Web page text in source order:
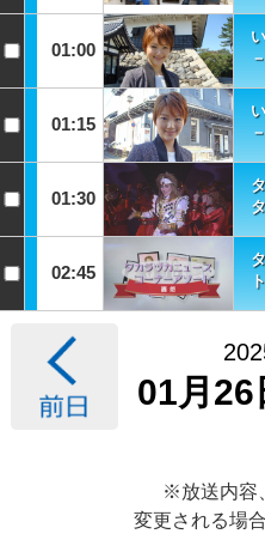
01:00
01:15
01:30
02:45
01月26
※放送内容
変更される場